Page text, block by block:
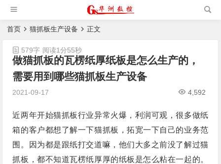
|猫抓板生产设备|非标
自动化设备
首页 猫抓板生产设备 正文
做猫抓板的瓦楞纸厚纸板是怎么生产的，
需要用到哪些猫抓板生产设备
2021-09-17 4,592
579字 阅读1分55秒
近两年开始猫抓板行业异常火爆，利润可观，很多做纸
箱的客户都想了解一下猫抓板，拓宽一下自己的业务范
围。因为都是跟纸打交道嘛，他们大多之前没了解过猫
抓板，都不知道瓦楞纸厚厚的纸板是怎么粘在一起的。